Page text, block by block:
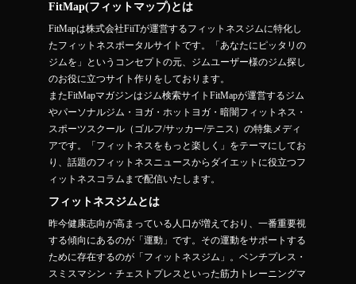
FitMap(フィットマップ)とは
FitMapは株式会社FiiTが運営するフィットネスジムに特化し
たフィットネスポータルサイトです。「あなたにピッタリの
ジムを」というコンセプトの元、ジムユーザー様のジム探し
のお役に立つサイト作りをしております。
またFitMapマガジンはジム検索サイトFitMapが運営するジム
やパーソナルジム・ヨガ・ホットヨガ・暗闇フィットネス・
スポーツスクール（ゴルフ/サッカー/テニス）の特集メディ
アです。「フィットネスをもっと楽しく」をテーマにしてお
り、話題のフィットネスニュースからダイエットに役立つフ
ィットネスコラムまで配信いたします。
フィットネスジムとは
昨今健康志向が高まっている人口が増えており、一番重要視
する傾向にあるのが「運動」です。その運動をサポートする
ために存在するのが「フィットネスジム」。ベンチプレス・
スミスマシン・チェストプレスといった筋力トレーニングマ